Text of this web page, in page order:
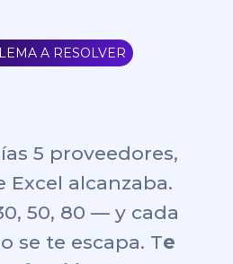
A RESOLVER
5 proveedores,
Excel alcanzaba.
50, 80 — y cada
se te escapa. Te